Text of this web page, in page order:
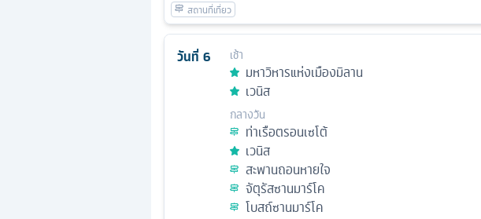
วันที่ 6 เช้า
มหาวิหารแห่งเมืองมิลาน
เวนิส
กลางวัน
ท่าเรือตรอนเซโต้
เวนิส
สะพานถอนหายใจ
จัตุรัสซานมาร์โค
โบสถ์ซานมาร์โค